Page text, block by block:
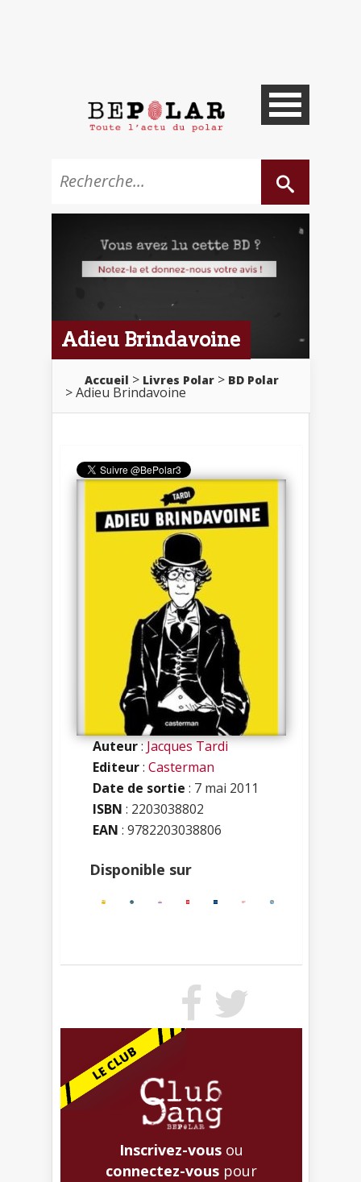
Adieu Brindavoine
Accueil Livres Polar BD Polar
Adieu Brindavoine
Auteur:Jacques Tardi
Editeur: Casterman
Date de sortie : 7 mai 2011
ISBN : 2203038802
EAN : 9782203038806
Disponible sur
Inscrivez-vous ou
connectez-vous pour